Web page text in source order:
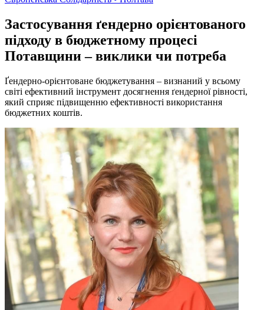
Застосування ґендерно орієнтованого
підходу в бюджетному процесі
Потавщини – виклики чи потреба
Ґендерно-орієнтоване бюджетування – визнаний у всьому
світі ефективний інструмент досягнення ґендерної рівності,
який сприяє підвищенню ефективності використання
бюджетних коштів.